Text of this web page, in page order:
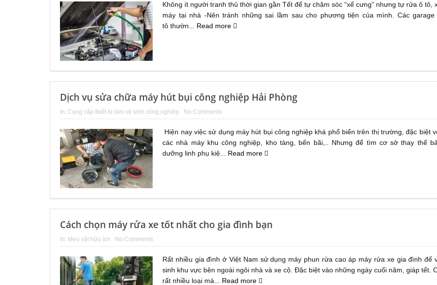
Không ít người tranh thủ thời gian gần Tết để tự chăm sóc “xế cưng” nhưng tự rửa ô tô,
máy tại nhà -Nên tránh những sai lầm sau cho phương tiện của mình. Các garage
tô thườn... Read more
Dịch vụ sửa chữa máy hút bụi công nghiệp Hải Phòng
In: Cung cấp thiết bị làm vệ sinh công nghiệp No Comments
Hiện nay việc sử dụng máy hút bụi công nghiệp khá phổ biến trên thị trường, đặc biệt
các nhà máy khu công nghiệp, kho tàng, bến bãi,.. Nhưng để tìm cơ sở thay thế
dưỡng linh phụ kiệ... Read more
Cách chọn máy rửa xe tốt nhất cho gia đình bạn
In: Mẹo vặt hữu ích No Comments
Rất nhiều gia đình ở Việt Nam sử dụng máy phun rửa cao áp máy rửa xe gia đình để
sinh khu vực bên ngoài ngôi nhà và xe cộ. Đặc biệt vào những ngày cuối năm, giáp tết.
rất nhiều loại má... Read more